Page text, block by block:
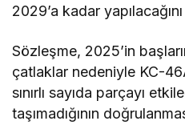
2029’a kadar yapılacağını
Sözleşme, 2025’in
çatlaklar nedeniyle KC-
sınırlı sayıda parçayı
taşımadığının